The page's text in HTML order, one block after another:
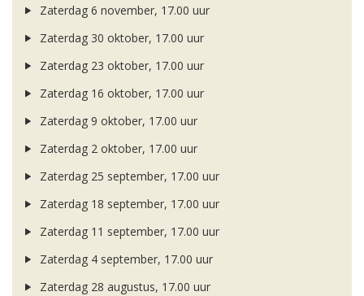
Zaterdag 6 november, 17.00 uur
Zaterdag 30 oktober, 17.00 uur
Zaterdag 23 oktober, 17.00 uur
Zaterdag 16 oktober, 17.00 uur
Zaterdag 9 oktober, 17.00 uur
Zaterdag 2 oktober, 17.00 uur
Zaterdag 25 september, 17.00 uur
Zaterdag 18 september, 17.00 uur
Zaterdag 11 september, 17.00 uur
Zaterdag 4 september, 17.00 uur
Zaterdag 28 augustus, 17.00 uur